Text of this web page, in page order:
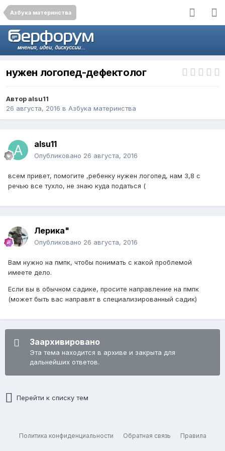
Азбука материнства
нужен логопед-дефектолог
Авторalsu11
26 августа, 2016 в Азбука материнства
alsu11
Опубликовано 26 августа, 2016
всем привет, помогите ,ребенку нужен логопед, нам 3,8 с
речью все тухло, не знаю куда податься (
Лерика"
Опубликовано 26 августа, 2016
Вам нужно на пмпк, чтобы понимать с какой проблемой
имеете дело.
Если вы в обычном садике, просите направление на пмпк
(может быть вас направят в специализированный садик)
Заархивировано
Эта тема находится в архиве и закрыта для
дальнейших ответов.
Перейти к списку тем
Политика конфиденциальности Обратная связь Правила